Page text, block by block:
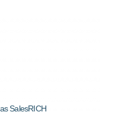
SalesRICH